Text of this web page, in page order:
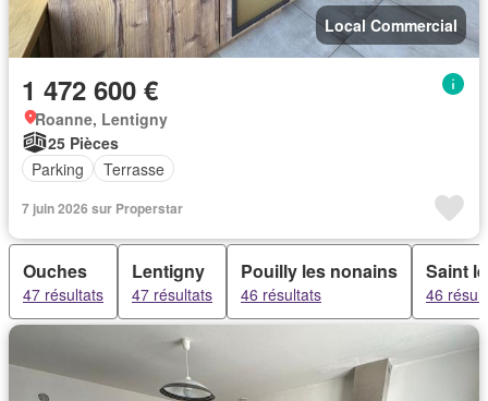
Local Commercial
1 472 600 €
Roanne, Lentigny
25 Pièces
Parking
Terrasse
7 juin 2026 sur Properstar
Ouches
47 résultats
Lentigny
47 résultats
Pouilly les nonains
46 résultats
Saint
46